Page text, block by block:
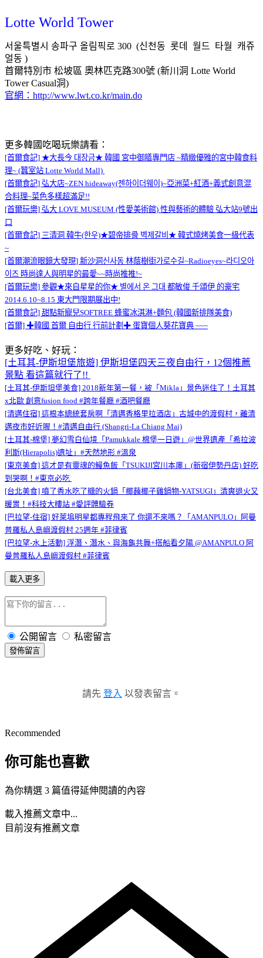
Lotte World Tower
서울특별시 송파구 올림픽로 300 (신천동 롯데 월드 타월 캐쥬
얼동 )
首爾特別市 松坡區 奧林匹克路300號 (新川洞 Lotte World
Tower Casual洞)
官網：http://www.lwt.co.kr/main.do
更多韓國吃喝玩樂請看：
[首爾食記] ★大長今 대장금★ 韓國 宮中御膳專門店 ~精緻優雅的宮中韓食料
理~ (蠶室站 Lotte World Mall)
[首爾食記] 弘大店~ZEN hideaway(젠하이더웨이)~亞洲菜+紅酒+義式創意混
合料理~菜色多樣超滿足!!
[首爾玩樂] 弘大 LOVE MUSEUM (性愛美術館) 性與藝術的體驗 弘大站9號出
口
[首爾食記] 三清洞 韓牛(한우)★碧帝排骨 벽제갈비★ 韓式燒烤美食一級代表
~
[首爾潮流眼鏡大發現] 新沙洞신사동 林蔭樹街가로수길~Radioeyes~라디오아
이즈 時尚達人與明星的最愛~~時尚推推!~
[首爾玩樂] 參觀★來自星星的你★ 별에서 온 그대 都敏俊 千頌伊 的豪宅
2014.6.10~8.15 東大門限期展出中!
[首爾食記] 甜點新寵兒SOFTREE 蜂蜜冰淇淋+麵包 (韓國新排隊美食)
[首爾] ✚韓國 首爾 自由行 行前計劃✚ 蛋寶個人葵花寶典 ~~~
更多好吃、好玩：
[土耳其-伊斯坦堡旅遊] 伊斯坦堡四天三夜自由行，12個推薦
景點 看這篇就行了!!
[土耳其-伊斯坦堡美食] 2018新年第一餐，被「Mikla」景色迷住了！土耳其
x北歐 創意fusion food #跨年餐廳 #酒吧餐廳
[清邁住宿] 這根本總統套房啊「清邁香格里拉酒店」古城中的渡假村，離清
邁夜市好近喔！#清邁自由行 (Shangri-La Chiang Mai)
[土耳其-棉堡] 夢幻雪白仙境「Pamukkale 棉堡一日遊」@世界遺產「希拉波
利斯(Hierapolis)遺址」#天然地形 #溫泉
[東京美食] 這才是有靈魂的鰻魚飯「TSUKIJI宮川本廛」(新宿伊勢丹店) 好吃
到哭啊！#東京必吃
[台北美食] 噴了香水吃了糖的火鍋「椰蘶椰子雞鍋物-YATSUGI」清爽退火又
暖胃！#科技大樓站 #愛評體驗券
[巴拉望-住宿] 好萊塢明星都專程飛來了 你還不來嗎？「AMANPULO」阿曼
普羅私人島嶼渡假村 25週年 #菲律賓
[巴拉望-水上活動] 浮潛、潛水、與海龜共舞+搭船看夕陽 @AMANPULO 阿
曼普羅私人島嶼渡假村 #菲律賓
載入更多
公開留言 私密留言
發佈留言
請先 登入 以發表留言。
Recommended
你可能也喜歡
為你精選 3 篇值得延伸閱讀的內容
載入推薦文章中...
目前沒有推薦文章